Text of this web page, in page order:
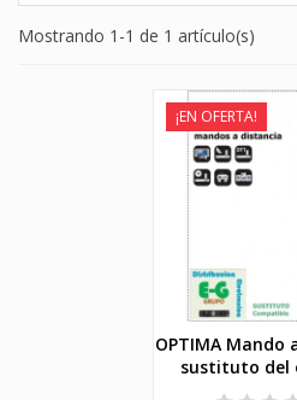
Mostrando 1-1 de 1 artículo(s)
¡EN OFERTA!
OPTIMA Mando
sustituto del